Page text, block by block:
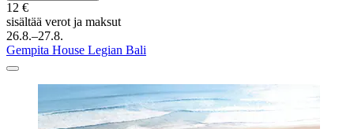
12 €
sisältää verot ja maksut
26.8.–27.8.
Gempita House Legian Bali